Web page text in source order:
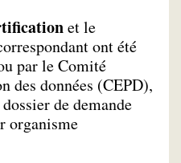
et le
ont été
par le Comité
des données (CEPD),
de demande
organisme